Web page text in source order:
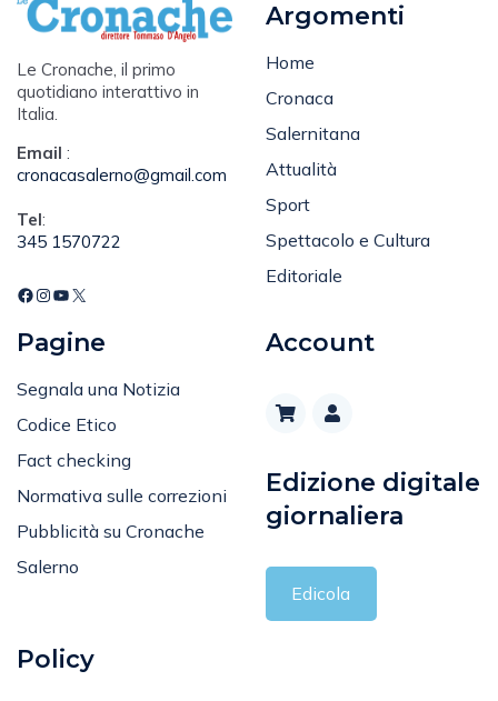
Le Cronache, il primo
quotidiano interattivo in
Italia.
Email :
cronacasalerno@gmail.com
Tel:
345 1570722
Argomenti
Home
Cronaca
Salernitana
Attualità
Sport
Spettacolo e Cultura
Editoriale
Pagine
Segnala una Notizia
Codice Etico
Fact checking
Normativa sulle correzioni
Pubblicità su Cronache
Salerno
Account
Edizione digitale
giornaliera
Edicola
Policy